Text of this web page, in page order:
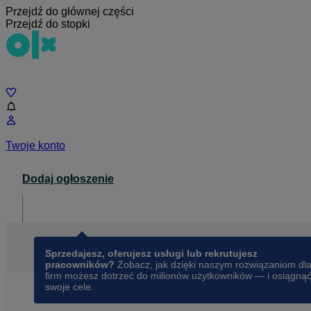
Przejdź do głównej części
Przejdź do stopki
Twoje konto
Dodaj ogłoszenie
Sprzedajesz, oferujesz usługi lub rekrutujesz
pracowników? Zobacz, jak dzięki naszym rozwiązaniom dla
firm możesz dotrzeć do milionów użytkowników — i osiągnąć
swoje cele.